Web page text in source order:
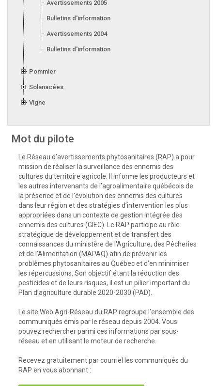
Avertissements 2005
Bulletins d'information 2005
Avertissements 2004
Bulletins d'information 2004
Pommier
Solanacées
Vigne
Mot du pilote
Le Réseau d’avertissements phytosanitaires (RAP) a pour
mission de réaliser la surveillance des ennemis des
cultures du territoire agricole. Il informe les producteurs et
les autres intervenants de l’agroalimentaire québécois de
la présence et de l’évolution des ennemis des cultures
dans leur région et des stratégies d’intervention les plus
appropriées dans un contexte de gestion intégrée des
ennemis des cultures (GIEC). Le RAP participe au rôle
stratégique de développement et de transfert des
connaissances du ministère de l'Agriculture, des Pêcheries
et de l'Alimentation (MAPAQ) afin de prévenir les
problèmes phytosanitaires au Québec et d’en minimiser
les répercussions. Son objectif étant la réduction des
pesticides et de leurs risques, il est un pilier important du
Plan d’agriculture durable 2020-2030 (PAD).
Le site Web Agri-Réseau du RAP regroupe l’ensemble des
communiqués émis par le réseau depuis 2004. Vous
pouvez rechercher parmi ces informations par sous-
réseau et en utilisant le moteur de recherche.
Recevez gratuitement par courriel les communiqués du
RAP en vous abonnant :